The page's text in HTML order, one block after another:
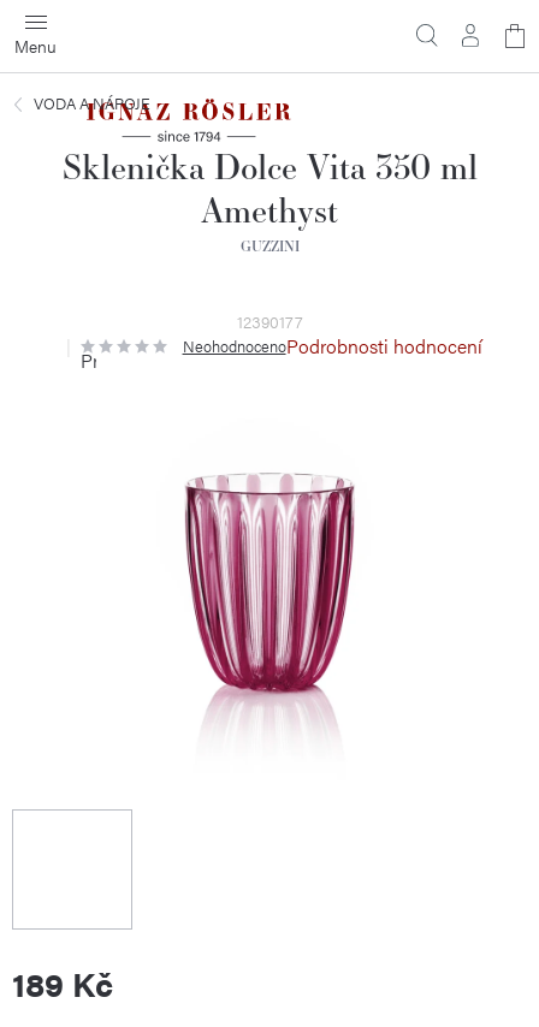
Přejít
na
obsah
VODA A NÁPOJE
Sklenička Dolce Vita 350 ml
Amethyst
GUZZINI
12390177
Průměrné
hodnocení
NeohodnocenoPodrobnosti hodnocení
189 Kč